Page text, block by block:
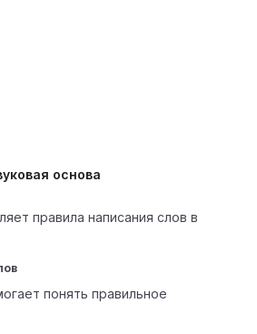
основа
правила написания слов в
понять правильное